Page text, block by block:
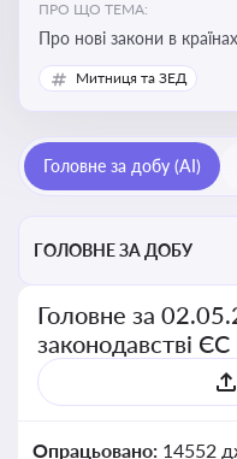
ПРО ЩО ТЕМА:
Про нові закони в країнах
впливають на умови
інтеграції та
Митниця та ЗЕД
Головне за добу (AI)
ГОЛОВНЕ ЗА ДОБУ
Головне за
законодавстві ЄС
Опрацьовано: 14552